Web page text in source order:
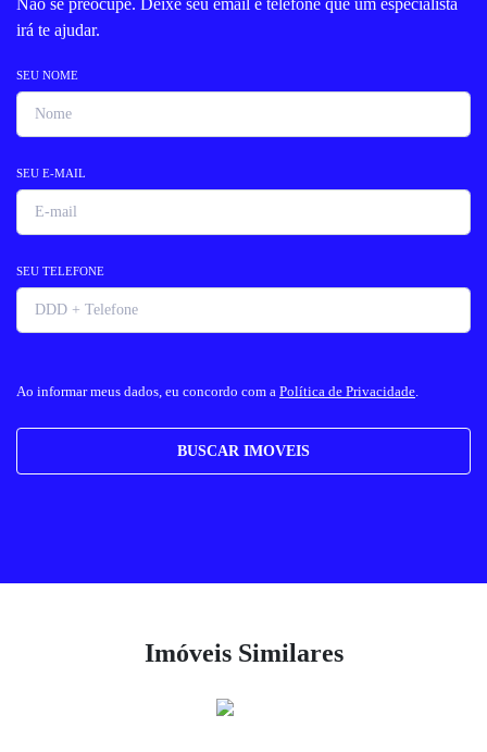
Não se preocupe. Deixe seu email e telefone que um especialista
irá te ajudar.
SEU NOME
SEU E-MAIL
SEU TELEFONE
Ao informar meus dados, eu concordo com a Política de Privacidade.
BUSCAR IMOVEIS
Imóveis Similares